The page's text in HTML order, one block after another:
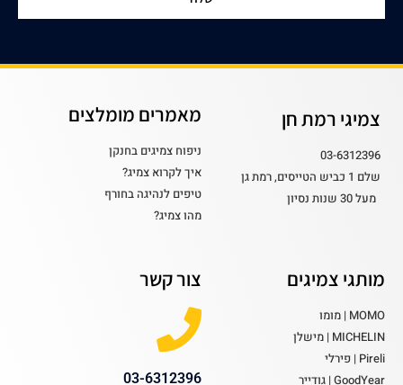
צמיגי רמת חן
03-6312396
שלם 1 כביש הטייסים, רמת גן
מעל 30 שנות נסיון
מאמרים מומלצים
ניפוח צמיגים בחנקן
איך לקרוא צמיג?
טיפים לנהיגה בחורף
מהו צמיג?
מותגי צמיגים
MOMO | מומו
MICHELIN | מישלן
Pireli | פירלי
GoodYear | גודייר
צור קשר
03-6312396